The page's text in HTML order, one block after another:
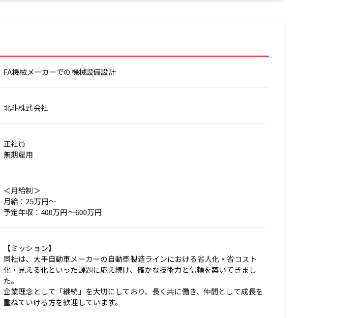
FA機械メーカーでの機械設備設計
北斗株式会社
正社員
無期雇用
＜月給制＞
月給：25万円～
予定年収：400万円～600万円
【ミッション】
同社は、大手自動車メーカーの自動車製造ラインにおける省人化・省コスト
化・見える化といった課題に応え続け、確かな技術力と信頼を築いてきまし
た。
企業理念として「継続」を大切にしており、長く共に働き、仲間として成長を
重ねていける方を歓迎しています。